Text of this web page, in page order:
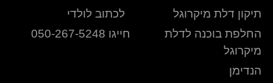
תיקון דלת מיקרוגל
החלפת בוכנה לדלת
מיקרוגל
הנדימן
לכתוב לולדי
חייגו 050-267-5248